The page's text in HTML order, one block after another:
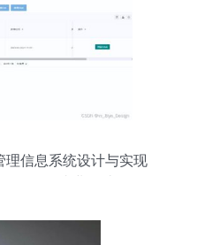
理信息系统设计与实现